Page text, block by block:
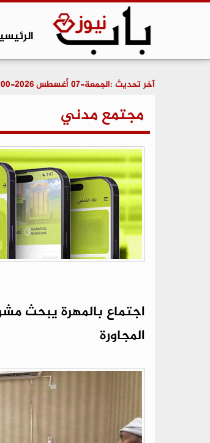
آخر تحديث :الجمعة-07 أغسطس 2026-05:00ص
مجتمع مدني
اجتماع بالمهرة يبحث
المجاورة